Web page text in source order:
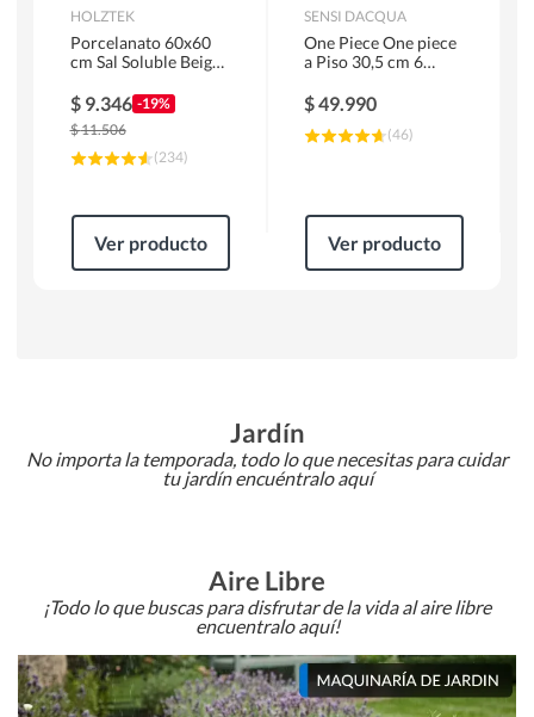
HOLZTEK
Porcelanato 60x60
cm Sal Soluble Beige
$ 9.346 -19%
$11.506
(234)
Ver producto
SENSI DACQUA
One Piece One piece
a Piso 30,5 cm 6
$49.990
(46)
Ver producto
Jardín
No importa la temporada, todo lo que necesitas para cuidar
tu jardín encuéntralo aquí
Aire Libre
¡Todo lo que buscas para disfrutar de la vida al aire libre
encuentralo aquí!